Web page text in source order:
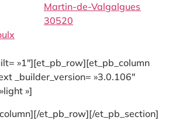
Martin-de-Valgalgues
30520
»1″][et_pb_row][et_pb_column
_builder_version= »3.0.106″
»]
et_pb_row][/et_pb_section]